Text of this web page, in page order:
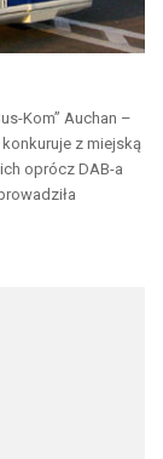
Kom” Auchan –
z miejską
oprócz DAB-a